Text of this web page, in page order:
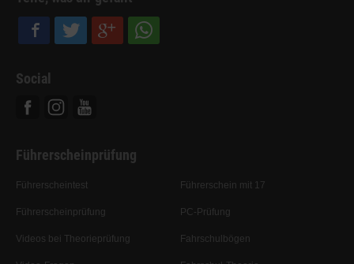
Social
Führerscheinprüfung
Führerscheintest
Führerscheinprüfung
Videos bei Theorieprüfung
Führerschein mit 17
PC-Prüfung
Fahrschulbögen